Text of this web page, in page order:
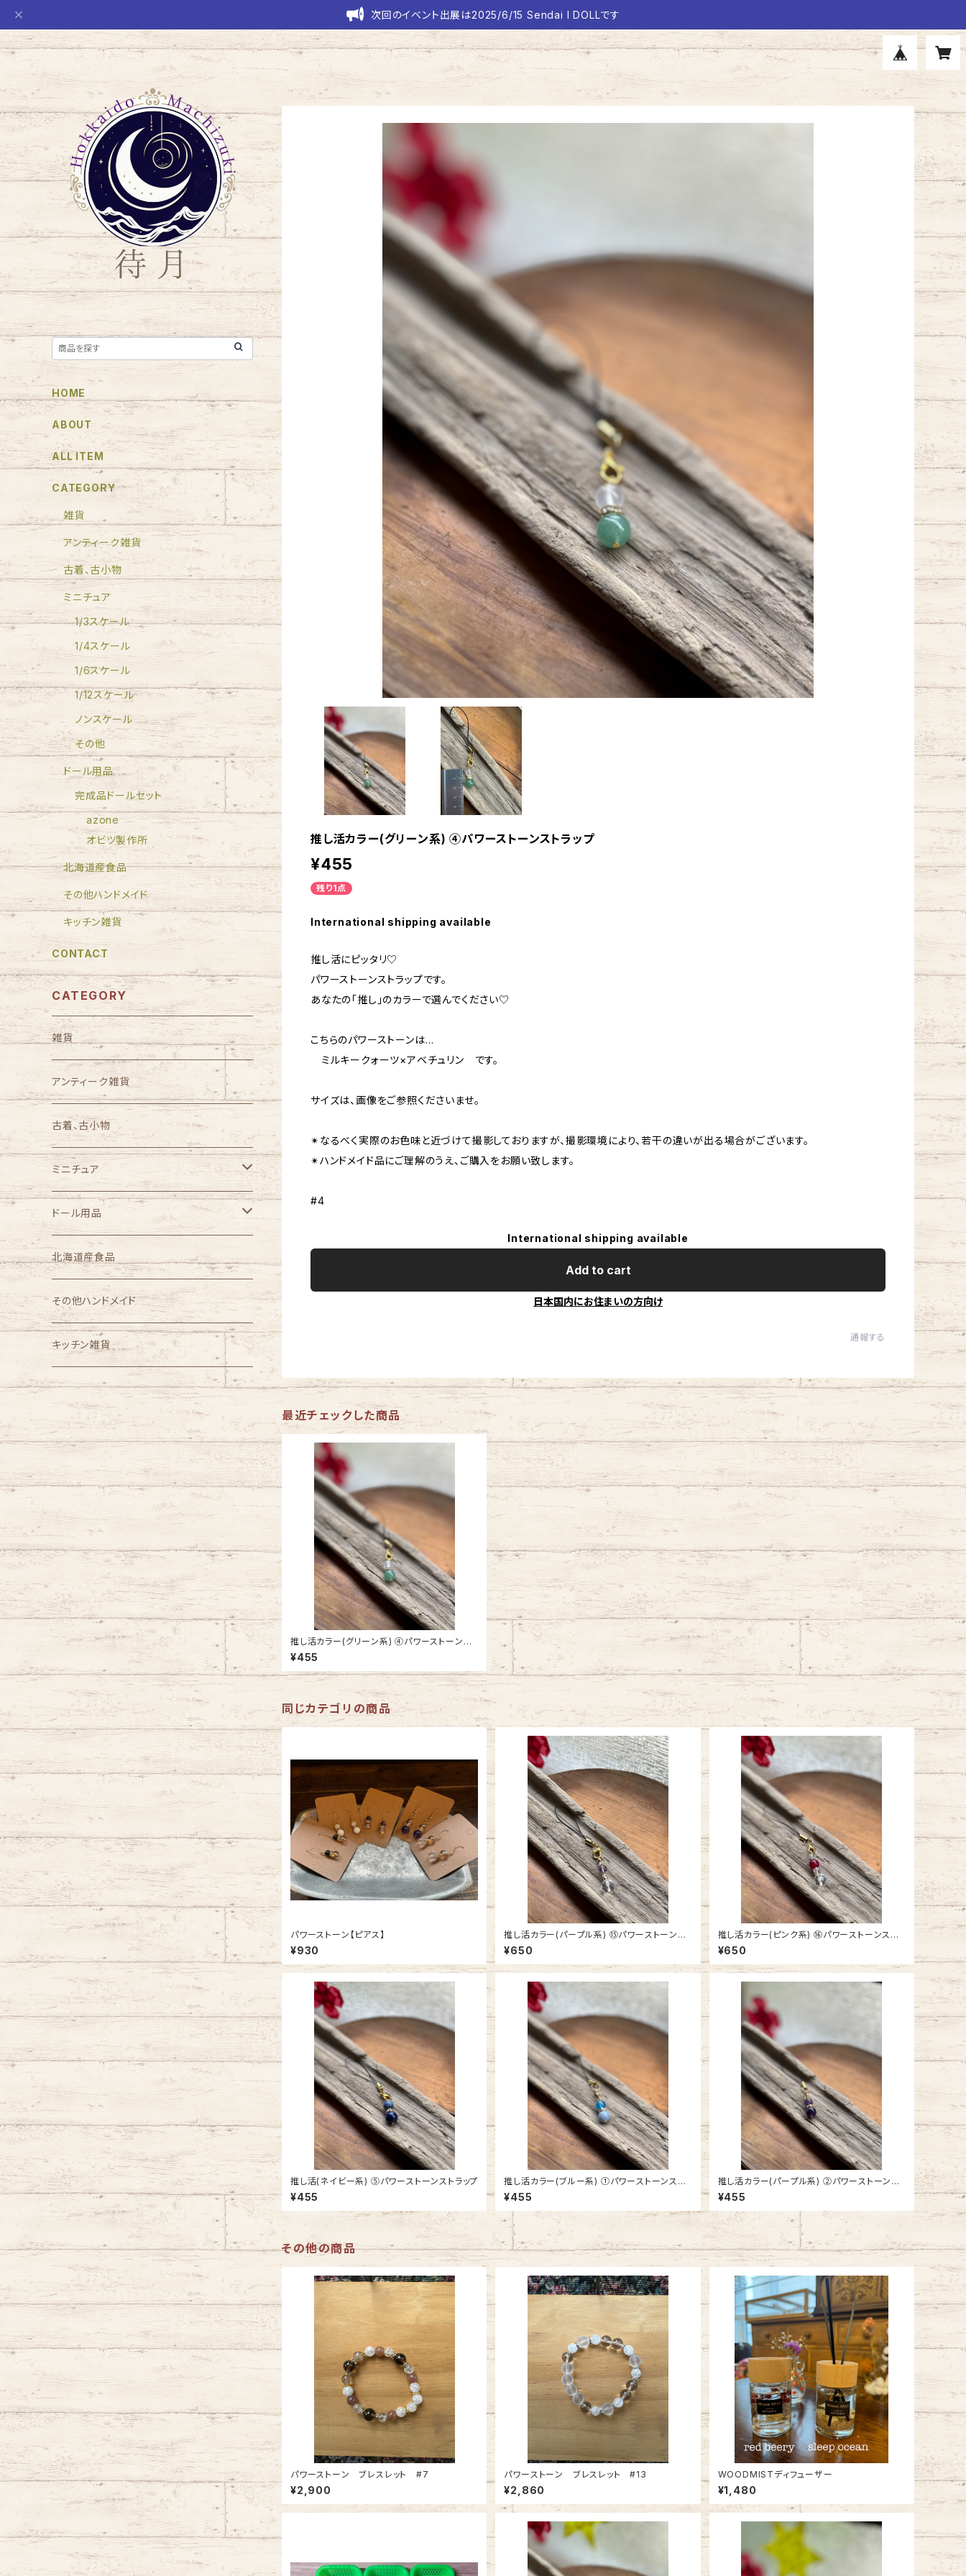
次回のイベント出展は2025/6/15 Sendai I DOLLです
推し活カラー(グリーン系) ④パワーストーンストラップ
¥455
残り1点
International shipping available
推し活にピッタリ♡
パワーストーンストラップです。
あなたの「推し」のカラーで選んでください♡
こちらのパワーストーンは…
ミルキークォーツ×アベチュリン です。
サイズは、画像をご参照くださいませ。
✴︎なるべく実際のお色味と近づけて撮影しておりますが、撮影環境により、若干の違いが出る場合がございます。
✴︎ハンドメイド品にご理解のうえ、ご購入をお願い致します。
#4
International shipping available
Add to cart
日本国内にお住まいの方向け
通報する
最近チェックした商品
推し活カラー(グリーン系) ④パワーストーンス
トラップ
¥455
同じカテゴリの商品
パワーストーン【ピアス】
¥930
推し活カラー(パープル系) ⑮パワーストーンス
トラップ
¥650
推し活カラー(ピンク系) ⑯パワーストーンストラ
ップ
¥650
推し活(ネイビー系) ⑤パワーストーンストラップ
¥455
推し活カラー(ブルー系) ①パワーストーンスト
ラップ
¥455
推し活カラー(パープル系) ②パワーストーンス
トラップ
¥455
その他の商品
パワーストーン ブレスレット #7
¥2,900
パワーストーン ブレスレット #13
¥2,860
WOODMISTディフューザー
¥1,480
HOME
ABOUT
ALL ITEM
CATEGORY
雑貨
アンティーク雑貨
古着、古小物
ミニチュア
1/3スケール
1/4スケール
1/6スケール
1/12スケール
ノンスケール
その他
ドール用品
完成品ドールセット
azone
オビツ製作所
北海道産食品
その他ハンドメイド
キッチン雑貨
CONTACT
CATEGORY
雑貨
アンティーク雑貨
古着、古小物
ミニチュア
1/3スケール
1/4スケール
1/6スケール
1/12スケール
ノンスケール
その他
ドール用品
完成品ドールセット
azone
オビツ製作所
北海道産食品
その他ハンドメイド
キッチン雑貨